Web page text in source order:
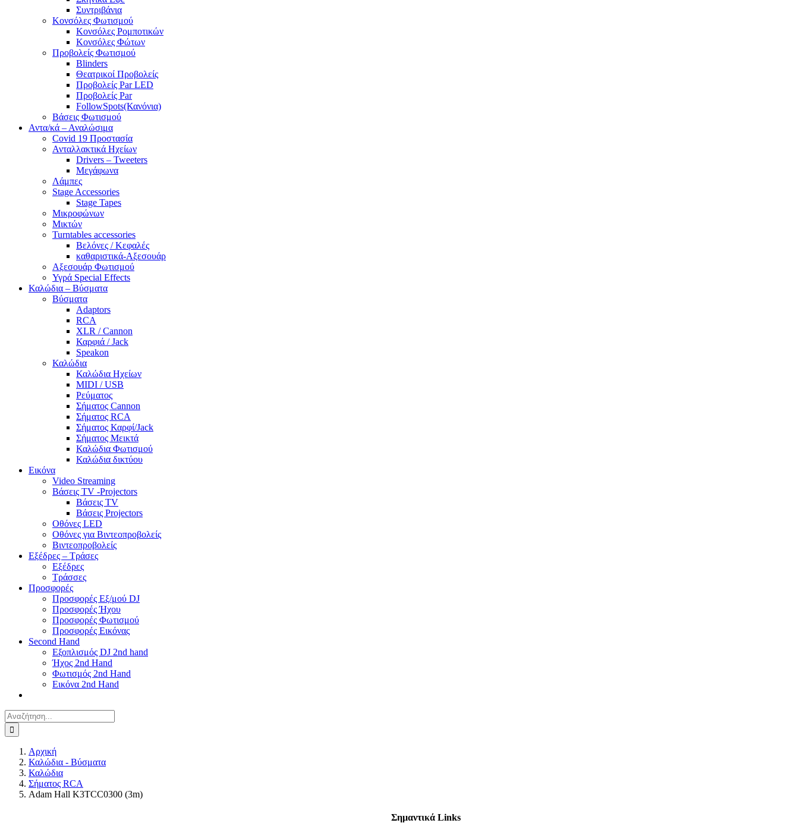
Συντριβάνια
Κονσόλες Φωτισμού
Κονσόλες Ρομποτικών
Κονσόλες Φώτων
Προβολείς Φωτισμού
Blinders
Θεατρικοί Προβολείς
Προβολείς Par LED
Προβολείς Par
FollowSpots(Κανόνια)
Βάσεις Φωτισμού
Αντα/κά – Αναλώσιμα
Covid 19 Προστασία
Ανταλλακτικά Ηχείων
Drivers – Tweeters
Μεγάφωνα
Λάμπες
Stage Accessories
Stage Tapes
Μικροφώνων
Μικτών
Turntables accessories
Βελόνες / Κεφαλές
καθαριστικά-Αξεσουάρ
Αξεσουάρ Φωτισμού
Υγρά Special Effects
Καλώδια – Βύσματα
Βύσματα
Adaptors
RCA
XLR / Cannon
Καρφιά / Jack
Speakon
Καλώδια
Καλώδια Ηχείων
MIDI / USB
Ρεύματος
Σήματος Cannon
Σήματος RCA
Σήματος Καρφί/Jack
Σήματος Μεικτά
Καλώδια Φωτισμού
Καλώδια δικτύου
Εικόνα
Video Streaming
Βάσεις TV -Projectors
Βάσεις TV
Βάσεις Projectors
Οθόνες LED
Οθόνες για Βιντεοπροβολείς
Βιντεοπροβολείς
Εξέδρες – Τράσες
Εξέδρες
Τράσσες
Προσφορές
Προσφορές Εξ/μού DJ
Προσφορές Ήχου
Προσφορές Φωτισμού
Προσφορές Εικόνας
Second Hand
Εξοπλισμός DJ 2nd hand
Ήχος 2nd Hand
Φωτισμός 2nd Hand
Εικόνα 2nd Hand
Αναζήτηση
για:
Αρχική
Καλώδια - Βύσματα
Καλώδια
Σήματος RCA
Adam Hall K3TCC0300 (3m)
Σημαντικά Links